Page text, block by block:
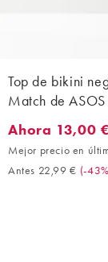
Top de bikini
Match de
Ahora 13,00 €.
Ahora 13,00 €
Mejor precio en
Antes 22,99 € (-43%